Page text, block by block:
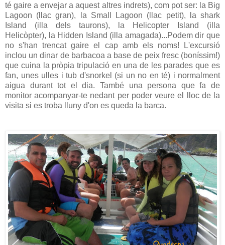
té gaire a envejar a aquest altres indrets), com pot ser: la Big
Lagoon (llac gran), la Small Lagoon (llac petit), la shark
Island (illa dels taurons), la Helicopter Island (illa
Helicòpter), la Hidden Island (illa amagada)...Podem dir que
no s'han trencat gaire el cap amb els noms! L'excursió
inclou un dinar de barbacoa a base de peix fresc (boníssim!)
que cuina la pròpia tripulació en una de les parades que es
fan, unes ulles i tub d'snorkel (si un no en té) i normalment
aigua durant tot el dia. També una persona que fa de
monitor acompanyar-te nedant per poder veure el lloc de la
visita si es troba lluny d'on es queda la barca.